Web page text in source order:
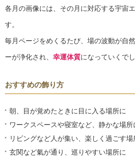
各月の画像には、その月に対応する宇宙
す。
毎月ページをめくるたび、場の波動が自
ーが浄化され、 幸運体質になっていくでし
おすすめの飾り方
朝、目が覚めたときに目に入る場所に
ワークスペースや寝室など、静かな場所
リビングなど人が集い、楽しく過ごす場
玄関など氣が通り、巡りやすい場所に